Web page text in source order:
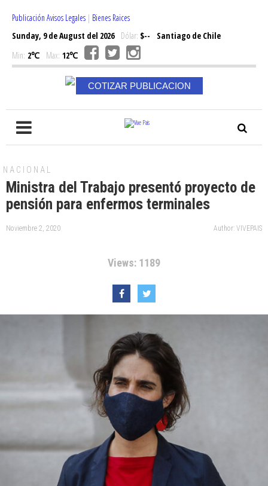
Publicación Avisos Legales | Bienes Raices
Sunday, 9 de August del 2026Dólar: $--
Santiago de Chile
Min: 2℃ Max: 12℃
COTIZAR PUBLICACION
NACIONAL
Ministra del Trabajo presentó proyecto de
pensión para enfermos terminales
Noviembre 2, 2020 Author: VIVEPAIS
Views: 1189